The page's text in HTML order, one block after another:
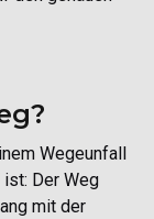
Wegeunfall
Der Weg
mit der